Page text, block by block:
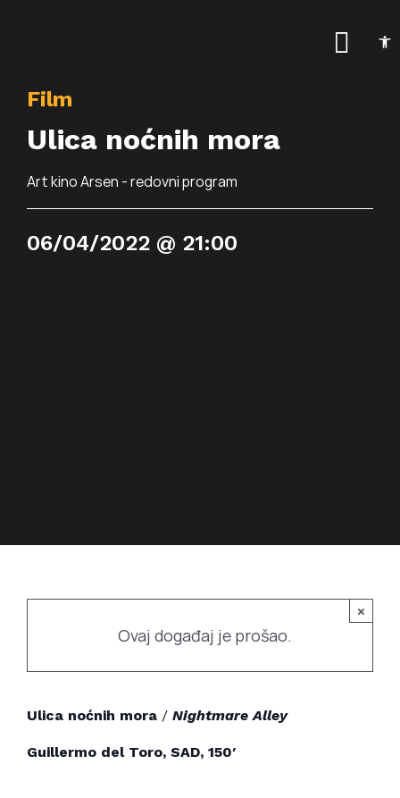
Kalendar događanja
Info
Film
Ulica noćnih mora
Art kino Arsen - redovni program
06/04/2022 @ 21:00
×
Ovaj događaj je prošao.
Ulica noćnih mora / Nightmare Alley
Guillermo del Toro, SAD, 150′
Open